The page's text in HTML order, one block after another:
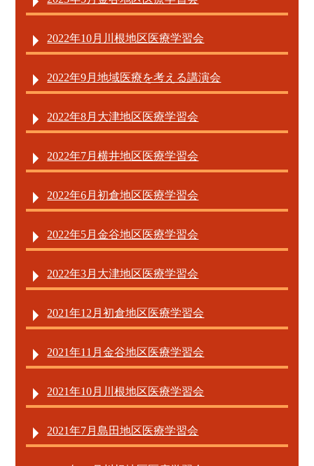
2022年10月川根地区医療学習会
2022年9月地域医療を考える講演会
2022年8月大津地区医療学習会
2022年7月横井地区医療学習会
2022年6月初倉地区医療学習会
2022年5月金谷地区医療学習会
2022年3月大津地区医療学習会
2021年12月初倉地区医療学習会
2021年11月金谷地区医療学習会
2021年10月川根地区医療学習会
2021年7月島田地区医療学習会